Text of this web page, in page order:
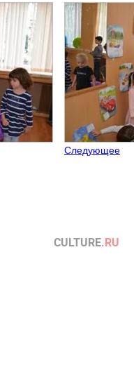
Следующее